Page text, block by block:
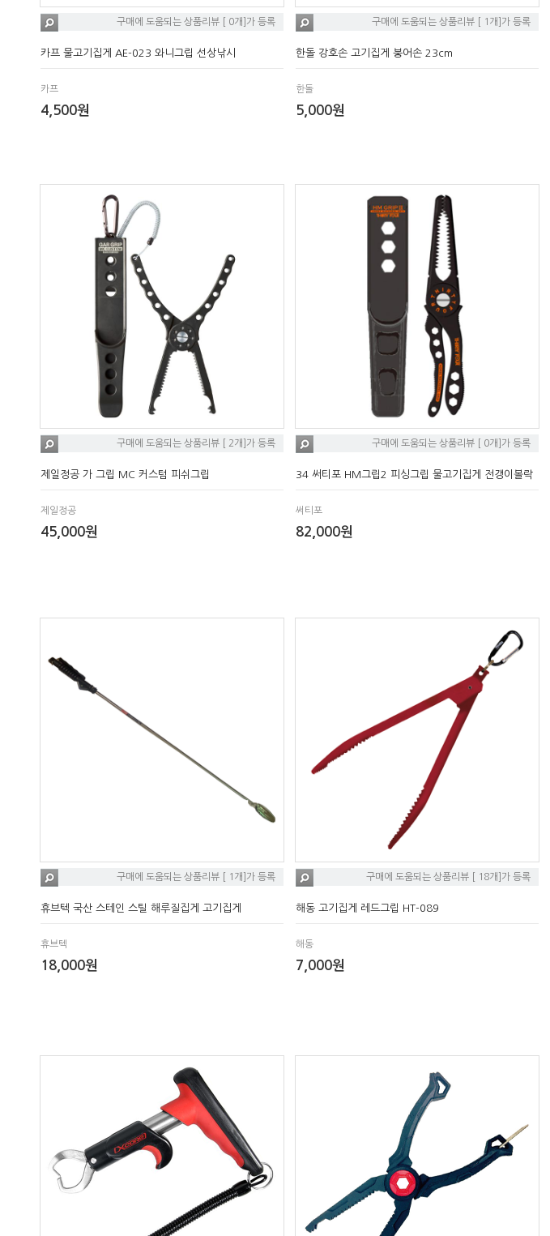
구매에 도움되는 상품리뷰 [ 0개]가 등록
카프 물고기집게 AE-023 와니그립 선상낚시
카프
4,500원
구매에 도움되는 상품리뷰 [ 1개]가 등록
한돌 강호손 고기집게 붕어손 23cm
한돌
5,000원
구매에 도움되는 상품리뷰 [ 2개]가 등록
제일정공 가 그립 MC 커스텀 피쉬그립
제일정공
45,000원
구매에 도움되는 상품리뷰 [ 0개]가 등록
34 써티포 HM그립2 피싱그립 물고기집게 전갱이볼락
써티포
82,000원
구매에 도움되는 상품리뷰 [ 1개]가 등록
휴브텍 국산 스테인 스틸 해루질집게 고기집게
휴브텍
18,000원
구매에 도움되는 상품리뷰 [ 18개]가 등록
해동 고기집게 레드그립 HT-089
해동
7,000원